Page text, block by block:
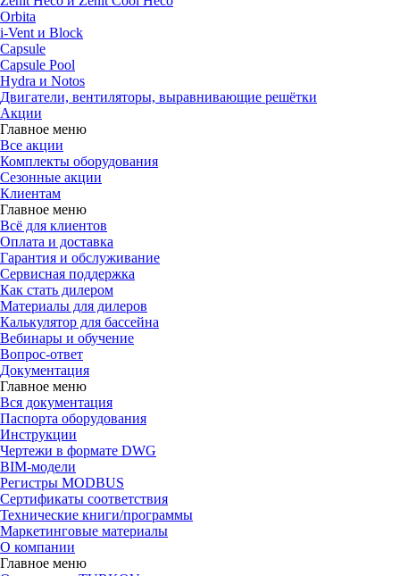
Orbita
i-Vent и Block
Capsule
Capsule Pool
Hydra и Notos
Двигатели, вентиляторы, выравнивающие решётки
Акции
Главное меню
Все акции
Комплекты оборудования
Сезонные акции
Клиентам
Главное меню
Всё для клиентов
Оплата и доставка
Гарантия и обслуживание
Сервисная поддержка
Как стать дилером
Материалы для дилеров
Калькулятор для бассейна
Вебинары и обучение
Вопрос-ответ
Документация
Главное меню
Вся документация
Паспорта оборудования
Инструкции
Чертежи в формате DWG
BIM-модели
Регистры MODBUS
Сертификаты соответствия
Технические книги/программы
Маркетинговые материалы
О компании
Главное меню